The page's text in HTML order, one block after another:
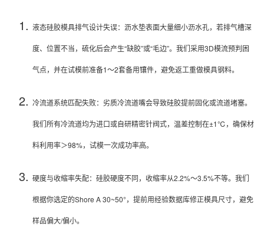
液态硅胶模具排气设计失误：沥水垫表面大量细小沥水孔，若排气槽深
度、位置不当，硫化后会产生“缺胶”或“毛边”。我们采用3D模流预判困
气点，并在试模前准备1～2套备用镶件，避免返工重做模具钢料。
冷流道系统匹配失败：劣质冷流道嘴会导致硅胶提前固化或流道堵塞。
我们所有冷流道均为进口或自研精密针阀式，温差控制在±1℃，确保材
料利用率＞98%，试模一次成功率高。
硬度与收缩率失配：硅胶硬度不同，收缩率从2.2%～3.5%不等。我们
根据你选定的Shore A 30~50°，提前用经验数据库修正模具尺寸，避免
样品偏大/偏小。